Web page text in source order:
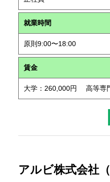
就業時間
原則9:00〜18:00
賃金
大学：260,000円 高等専
アルビ株式会社（